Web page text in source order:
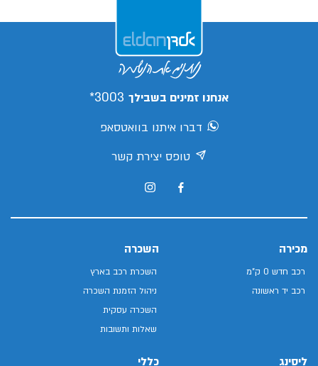
אנחנו זמינים בשבילך 3003*
דברו איתנו בוואטסאפ
טופס יצירת קשר
מכירה
רכב חדש 0 ק"מ
רכב יד ראשונה
השכרה
השכרת רכב בארץ
ניהול הזמנת השכרה
השכרה עסקית
שאלות ותשובות
ליסינג כללי